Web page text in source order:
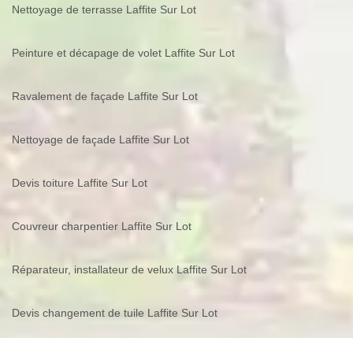
Nettoyage de terrasse Laffite Sur Lot
Peinture et décapage de volet Laffite Sur Lot
Ravalement de façade Laffite Sur Lot
Nettoyage de façade Laffite Sur Lot
Devis toiture Laffite Sur Lot
Couvreur charpentier Laffite Sur Lot
Réparateur, installateur de velux Laffite Sur Lot
Devis changement de tuile Laffite Sur Lot